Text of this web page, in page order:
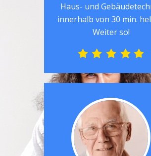
Haus- und
innerhalb von 30 min.
Weiter so!